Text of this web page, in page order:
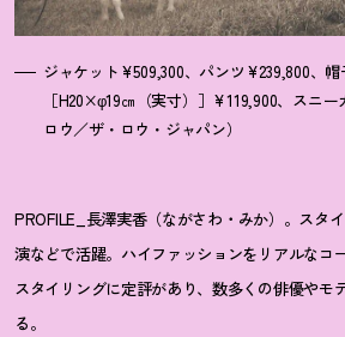
ジャケット¥509,300、パンツ¥239,800、
［H20×φ19㎝（実寸）］¥119,900、スニ
ロウ／ザ・ロウ・ジャパン）
PROFILE_長澤実香（ながさわ・みか）。スタ
演などで活躍。ハイファッションをリアルなコ
スタイリングに定評があり、数多くの俳優やモ
る。